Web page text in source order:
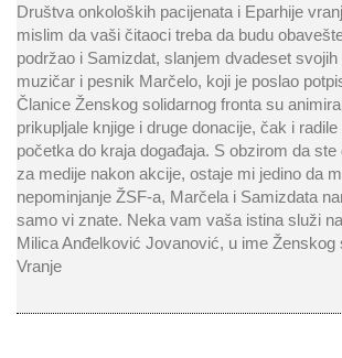
Društva onkoloških pacijenata i Eparhije
mislim da vaši čitaoci treba da budu
podržao i Samizdat, slanjem dvadeset
muzičar i pesnik Marčelo, koji je poslao
Članice Ženskog solidarnog fronta su
prikupljale knjige i druge donacije, čak i
početka do kraja događaja. S obzirom da ste
za medije nakon akcije, ostaje mi jedino da
nepominjanje ŽSF-a, Marčela i Samizdata
samo vi znate. Neka vam vaša istina služi
Milica Anđelković Jovanović, u ime Ženskog
Vranje